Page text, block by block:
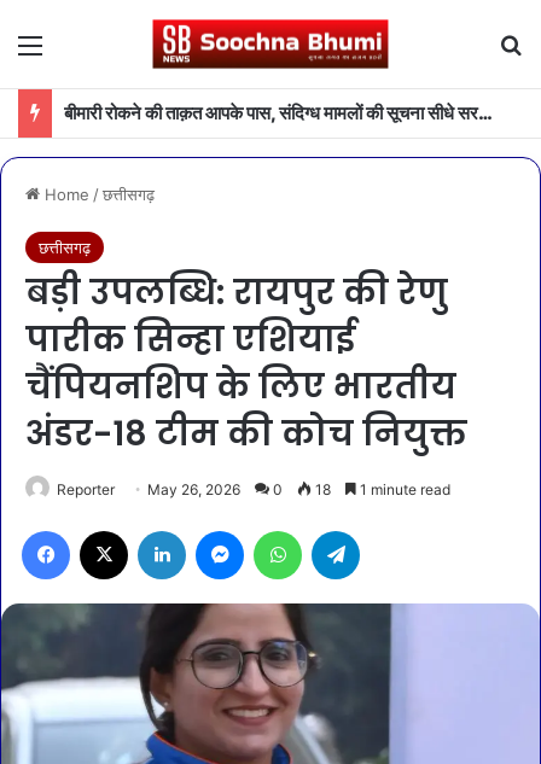
Menu
बीमारी रोकने की ताक़त आपके पास, संदिग्ध मामलों की सूचना सीधे सरकार तक पहुंचाएं
Home /छत्तीसगढ़
छत्तीसगढ़
बड़ी उपलब्धि: रायपुर की रेणु
पारीक सिन्हा एशियाई
चैंपियनशिप के लिए भारतीय
अंडर-18 टीम की कोच नियुक्त
Reporter May 26, 2026 0 18 1 minute read
Facebook LinkedIn MessengerWhatsApp